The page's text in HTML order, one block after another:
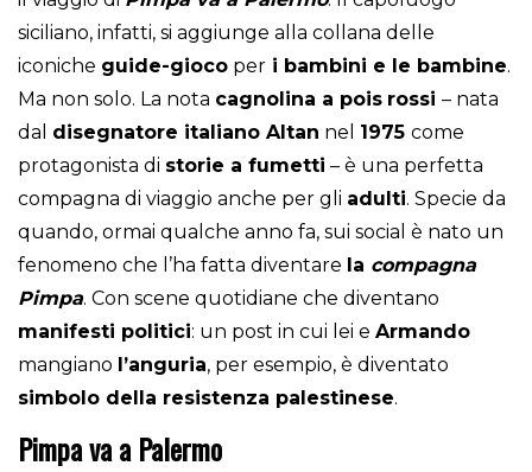
siciliano, infatti, si aggiunge alla collana delle
iconiche guide-gioco per i bambini e le bambine.
Ma non solo. La nota cagnolina a pois rossi – nata
dal disegnatore italiano Altan nel 1975 come
protagonista di storie a fumetti – è una perfetta
compagna di viaggio anche per gli adulti. Specie da
quando, ormai qualche anno fa, sui social è nato un
fenomeno che l’ha fatta diventare la compagna
Pimpa. Con scene quotidiane che diventano
manifesti politici: un post in cui lei e Armando
mangiano l’anguria, per esempio, è diventato
simbolo della resistenza palestinese.
Pimpa va a Palermo